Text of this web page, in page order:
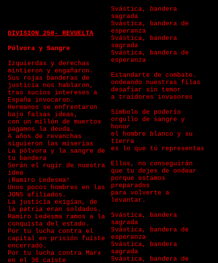
DIVISION 250- REVUELTA
Pólvora y Sangre
Izquierdas y derechas
mintieron y engañaron.
Sus rojas banderas de
justicia nos hablaron,
tras sucios intereses a
España invocaron.
Hermanos se enfrentaron
bajo falsas ideas,
con un millón de muertos
pagamos la deuda.
A años de revanchas
siguieron las miserias
La pólvora y la sangre de
tu bandera
Serán el rugir de nuestra
idea
¡Ramiro Ledesma!
Unos pocos hombres en las
JONS afiliados.
La justicia exigían, de
la patria eran soldados.
Ramiro Ledesma ramos a la
conquista del estado.
Por tu lucha contra el
capital en prisión fuíste
encerrado.
Por tu lucha contra Marx
en el 36 caíste
Svástica, bandera
sagrada
Svástica, bandera de
esperanza
Svástica, bandera
sagrada
Svástica, bandera de
esperanza
Estandarte de combate.
ondeando nuestras filas
desafiar sin temor
a traidores invasores
Símbolo de poderío
orgullo de sangre y
honor
el hombre blanco y su
tierra
es lo que tú representas
Ellos, no conseguirán
que tu dejes de ondear
porque estamos
preparados
para volverte a
levantar.
Svástica, bandera
sagrada
Svástica, bandera de
esperanza
Svástica, bandera
sagrada
Svástica, bandera de